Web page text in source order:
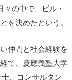
の中で、ビル・
を決めたという。
仲間と社会経験を
て、慶應義塾大学
、コンサルタン